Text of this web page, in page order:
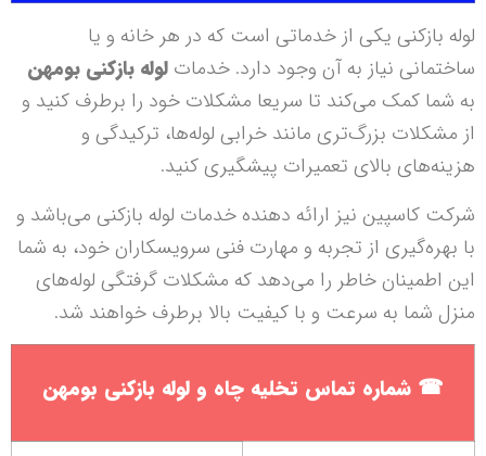
لوله بازکنی یکی از خدماتی است که در هر خانه و یا
ساختمانی نیاز به آن وجود دارد. خدمات لوله بازکنی بومهن
به شما کمک می‌کند تا سریعا مشکلات خود را برطرف کنید و
از مشکلات بزرگ‌تری مانند خرابی لوله‌ها، ترکیدگی و
هزینه‌های بالای تعمیرات پیشگیری کنید.
شرکت کاسپین نیز ارائه دهنده خدمات لوله بازکنی می‌باشد و
با بهره‌گیری از تجربه و مهارت فنی سرویسکاران خود، به شما
این اطمینان خاطر را می‌دهد که مشکلات گرفتگی لوله‌های
منزل شما به سرعت و با کیفیت بالا برطرف خواهند شد.
☎ شماره تماس تخلیه چاه و لوله بازکنی بومهن